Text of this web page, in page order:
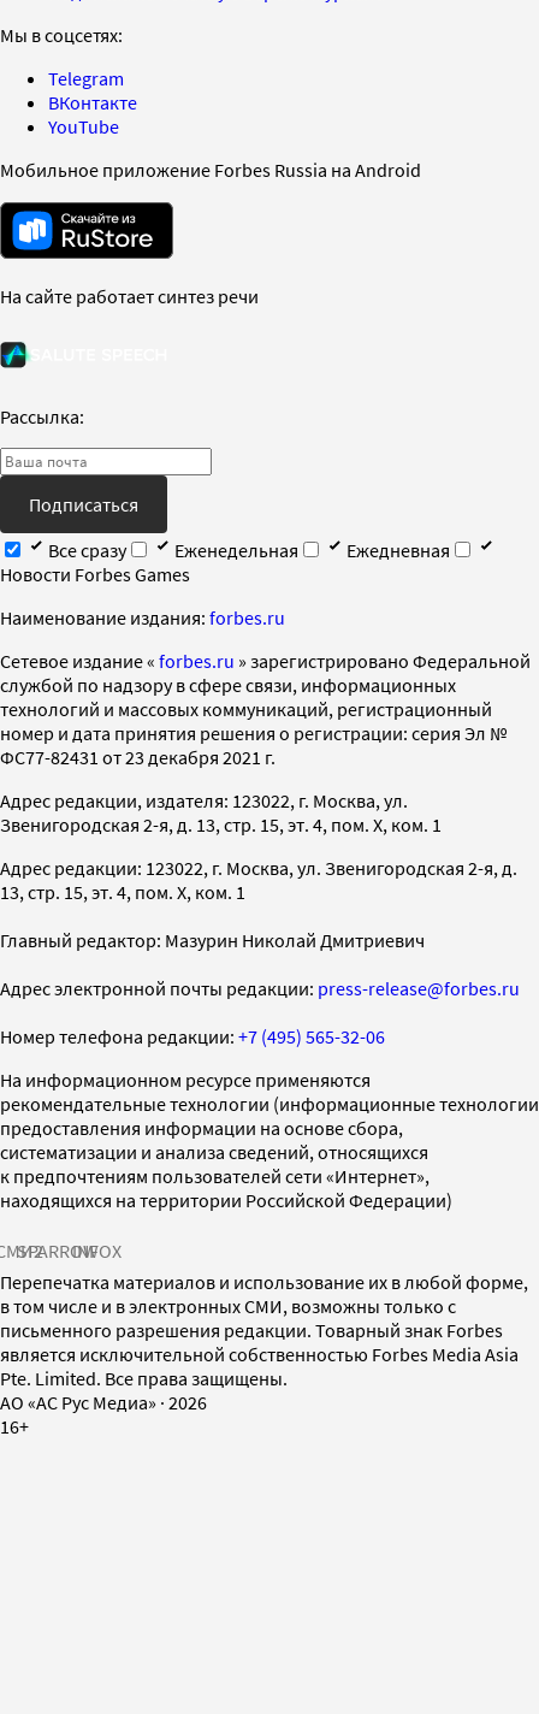
Мы в соцсетях:
Telegram
ВКонтакте
YouTube
Мобильное приложение Forbes Russia на Android
На сайте работает синтез речи
Рассылка:
Подписаться
Все сразу
Еженедельная
Ежедневная
Новости Forbes Games
Наименование издания: forbes.ru
Cетевое издание « forbes.ru » зарегистрировано Федеральной
службой по надзору в сфере связи, информационных
технологий и массовых коммуникаций, регистрационный
номер и дата принятия решения о регистрации: серия Эл №
ФС77-82431 от 23 декабря 2021 г.
Адрес редакции, издателя: 123022, г. Москва, ул.
Звенигородская 2-я, д. 13, стр. 15, эт. 4, пом. X, ком. 1
Адрес редакции: 123022, г. Москва, ул. Звенигородская 2-я, д.
13, стр. 15, эт. 4, пом. X, ком. 1
Главный редактор: Мазурин Николай Дмитриевич
Адрес электронной почты редакции: press-release@forbes.ru
Номер телефона редакции: +7 (495) 565-32-06
На информационном ресурсе применяются
рекомендательные технологии (информационные технологии
предоставления информации на основе сбора,
систематизации и анализа сведений, относящихся
к предпочтениям пользователей сети «Интернет»,
находящихся на территории Российской Федерации)
SPARROWINFOX
Перепечатка материалов и использование их в любой форме,
в том числе и в электронных СМИ, возможны только с
письменного разрешения редакции. Товарный знак Forbes
является исключительной собственностью Forbes Media Asia
Pte. Limited. Все права защищены.
AO «АС Рус Медиа» · 2026
16+